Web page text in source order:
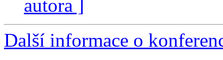
autora ]
Další informace o